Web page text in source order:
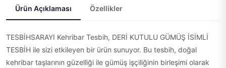
Ürün Açıklaması Özellikler
TESBİHSARAYI Kehribar Tesbih, DERİ KUTULU GÜMÜŞ İSİMLİ
TESBİH ile sizi etkileyen bir ürün sunuyor. Bu tesbih, doğal
kehribar taşlarının güzelliği ile gümüş işçiliğinin birleşimi olarak